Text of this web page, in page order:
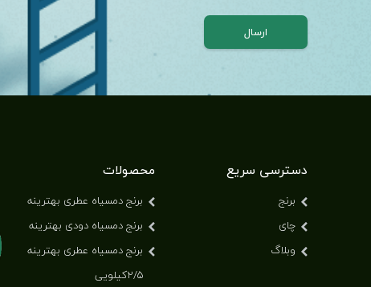
دسترسی سریع
برنج
چای
وبلاگ
محصولات
برنج دمسیاه عطری بهترینه
برنج دمسیاه دودی بهترینه
برنج دمسیاه عطری بهترینه
۲/۵کیلویی